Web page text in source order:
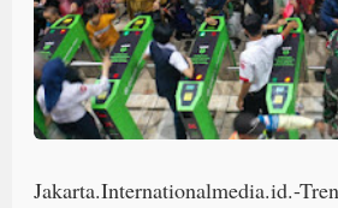
Jakarta.Internationalmedia.id.-